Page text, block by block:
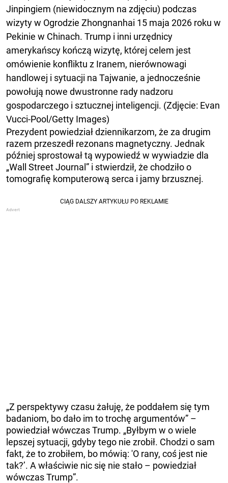
Jinpingiem (niewidocznym na zdjęciu) podczas
wizyty w Ogrodzie Zhongnanhai 15 maja 2026 roku w
Pekinie w Chinach. Trump i inni urzędnicy
amerykańscy kończą wizytę, której celem jest
omówienie konfliktu z Iranem, nierównowagi
handlowej i sytuacji na Tajwanie, a jednocześnie
powołują nowe dwustronne rady nadzoru
gospodarczego i sztucznej inteligencji. (Zdjęcie: Evan
Vucci-Pool/Getty Images)
Prezydent powiedział dziennikarzom, że za drugim
razem przeszedł rezonans magnetyczny. Jednak
później sprostował tą wypowiedź w wywiadzie dla
„Wall Street Journal” i stwierdził, że chodziło o
tomografię komputerową serca i jamy brzusznej.
„Z perspektywy czasu żałuję, że poddałem się tym
badaniom, bo dało im to trochę argumentów” –
powiedział wówczas Trump. „Byłbym w o wiele
lepszej sytuacji, gdyby tego nie zrobił. Chodzi o sam
fakt, że to zrobiłem, bo mówią: 'O rany, coś jest nie
tak?’. A właściwie nic się nie stało – powiedział
wówczas Trump”.